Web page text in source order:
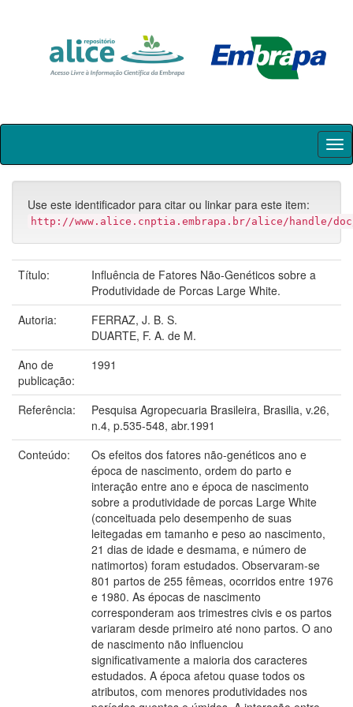
Skip
Use este identificador para citar ou linkar para este item:
http://www.alice.cnptia.embrapa.br/alice/handle/
Título:
Influência de Fatores Não-Genéticos sobre a
Produtividade de Porcas Large White.
Autoria:
FERRAZ, J. B. S.
DUARTE, F. A. de M.
Ano de
publicação:
1991
Referência:
Pesquisa Agropecuaria Brasileira, Brasilia, v.26,
n.4, p.535-548, abr.1991
Conteúdo:
Os efeitos dos fatores não-genéticos ano e
época de nascimento, ordem do parto e
interação entre ano e época de nascimento
sobre a produtividade de porcas Large White
(conceituada pelo desempenho de suas
leitegadas em tamanho e peso ao nascimento,
21 dias de idade e desmama, e número de
natimortos) foram estudados. Observaram-se
801 partos de 255 fêmeas, ocorridos entre 1976
e 1980. As épocas de nascimento
corresponderam aos trimestres civis e os partos
variaram desde primeiro até nono partos. O ano
de nascimento não influenciou
significativamente a maioria dos caracteres
estudados. A época afetou quase todos os
atributos, com menores produtividades nos